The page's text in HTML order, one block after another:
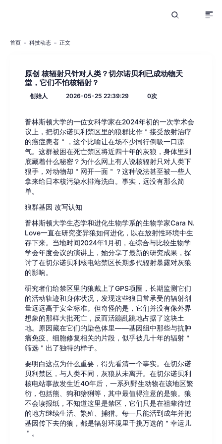
首页 科技动态 正文
原创 核辐射只针对人类？切尔诺贝利已成动物天
堂，它们不怕核辐射？
创始人 2026-05-25 22:39:29 0次
普林斯顿大学的一位女科学家在2024年初的一次学术会
议上，把切尔诺贝利禁区里的狼群比作＂接受放射治疗
的癌症患者＂，这个比喻让在场不少同行倒吸一口凉
气。这群被困在死亡禁区将近四十年的灰狼 ，身体里到
底藏着什么秘密？为什么网上有人说核辐射只对人类下
狠手，对动物却＂网开一面＂？这种说法甚至被一些人
拿来给日本核污染水排海洗白。事实，远没有那么简
单。
狼群基因 改写认知
普林斯顿大学生态学和进化生物学系的生物学家Cara N.
Love一直在研究变异狼如何进化，以在放射性环境中生
存下来。当地时间2024年1月初，在综合与比较生物学
学会年度会议的演讲上，她分享了最新的研究成果，探
讨了在切尔诺贝利核电站禁区长期多代辐射暴露对灰狼
的影响。
研究者们给禁区里的狼戴上了GPS项圈，长期监测它们
的活动轨迹和身体状况，发现这些狼日常承受的辐射剂
量远远高于安全标准。但奇怪的是，它们并没有像外界
想象的那样大批死亡，反而活蹦乱跳地占据了这块土
地。原因藏在它们的染色体里——基因组中那些与抗肿
瘤免疫、 细胞修复相关的片段，似乎被几十年的辐射＂
筛选＂出了独特的样子。
要明白这点为什么重要，得先看清一个事实。在切尔诺
贝利禁区，与人类不同，灰狼从未离开。在切尔诺贝利
核电站事故发生近40年后，一系列野生动物在该地区繁
衍，包括熊、狗和猞猁等，其中最值得注意的是狼。狼
不会读报纸，不知道这里是禁区，它们只是在祖辈待过
的地方继续生活、繁殖、捕猎。每一只能活到成年并把
基因传下去的狼，都是辐射环境里千挑万选的＂幸运儿
＂。